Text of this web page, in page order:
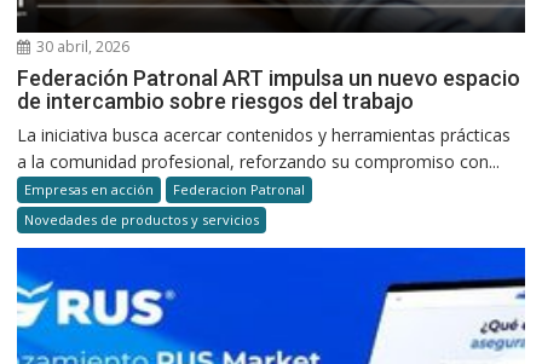
30 abril, 2026
Federación Patronal ART impulsa un nuevo espacio
de intercambio sobre riesgos del trabajo
La iniciativa busca acercar contenidos y herramientas prácticas
a la comunidad profesional, reforzando su compromiso con...
Empresas en acción
Federacion Patronal
Novedades de productos y servicios